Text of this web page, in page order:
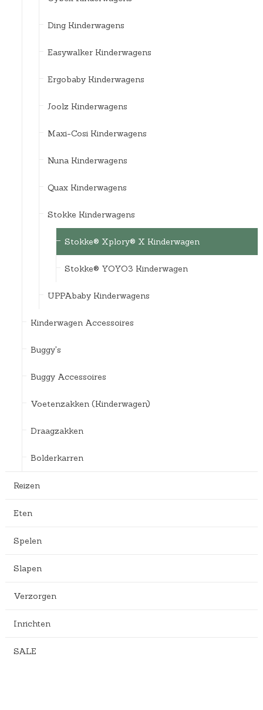
Ding Kinderwagens
Easywalker Kinderwagens
Ergobaby Kinderwagens
Joolz Kinderwagens
Maxi-Cosi Kinderwagens
Nuna Kinderwagens
Quax Kinderwagens
Stokke Kinderwagens
Stokke® Xplory® X Kinderwagen
Stokke® YOYO3 Kinderwagen
UPPAbaby Kinderwagens
Kinderwagen Accessoires
Buggy's
Buggy Accessoires
Voetenzakken (Kinderwagen)
Draagzakken
Bolderkarren
Reizen
Eten
Spelen
Slapen
Verzorgen
Inrichten
SALE